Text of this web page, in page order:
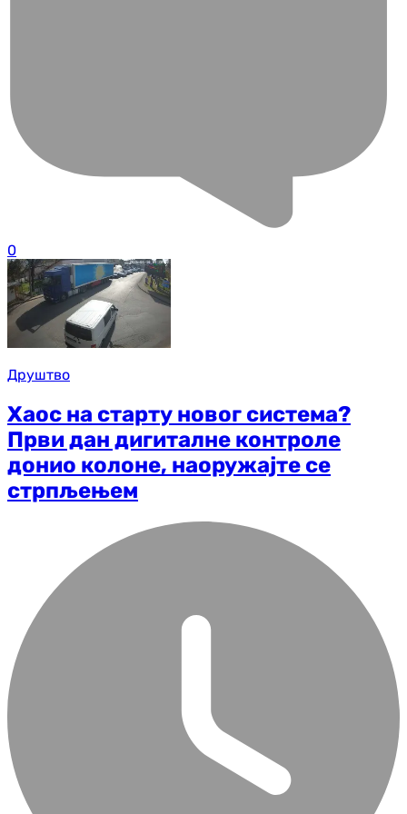
0
Друштво
Хаос на старту новог система?
Први дан дигиталне контроле
донио колоне, наоружајте се
стрпљењем